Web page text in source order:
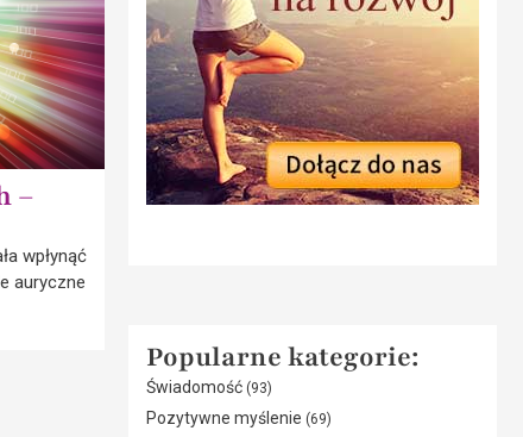
–
wpłynąć
auryczne
Popularne kategorie:
Świadomość (93)
Pozytywne myślenie (69)